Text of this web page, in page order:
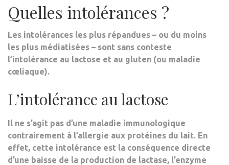
Quelles intolérances ?
Les intolérances les plus répandues – ou du moins
les plus médiatisées – sont sans conteste
l’intolérance au lactose et au gluten (ou maladie
cœliaque).
L’intolérance au lactose
Il ne s’agit pas d’une maladie immunologique
contrairement à l’allergie aux protéines du lait. En
effet, cette intolérance est la conséquence directe
d’une baisse de la production de lactase, l’enzyme